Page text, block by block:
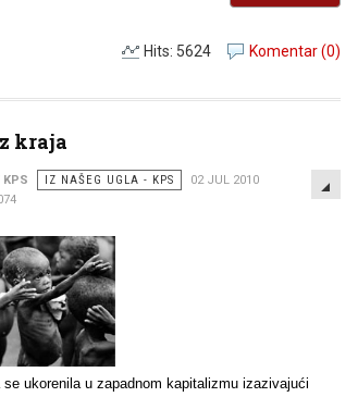
Komentar (0)
Hits: 5624
kraja
KPS IZ NAŠEG UGLA - KPS
02 JUL 2010
EMPTY
se ukorenila u zapadnom kapitalizmu izazivajući